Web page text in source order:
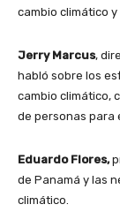
cambio climático
Jerry Marcus,
habló sobre los
cambio climático,
de personas para
Eduardo Flores,
de Panamá y las
climático.